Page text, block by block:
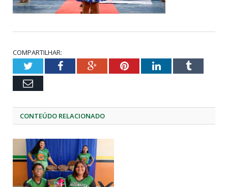
COMPARTILHAR:
TwitterFacebookGoogle+PinterestLinkedInTumblr
Email
CONTEÚDO RELACIONADO